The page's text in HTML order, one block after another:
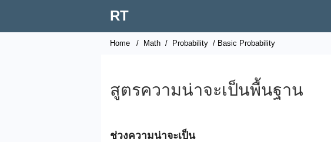
RT
Home / Math / Probability / Basic Probability
สูตรความน่าจะเป็นพื้นฐาน
ช่วงความน่าจะเป็น